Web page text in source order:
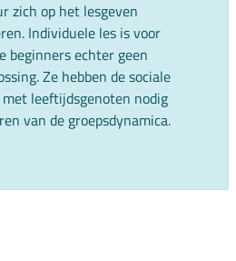
zich op het lesgeven
Individuele les is voor
beginners echter geen
Ze hebben de sociale
leeftijdsgenoten nodig
van de groepsdynamica.